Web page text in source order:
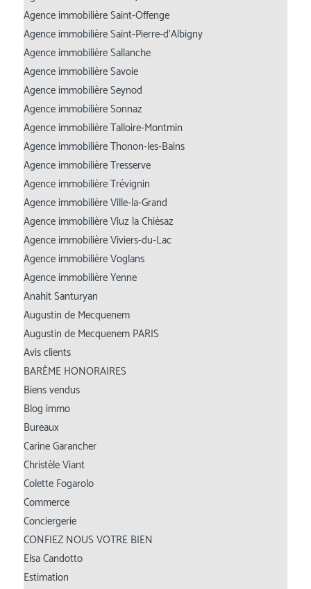
Agence immobilière Saint-Offenge
Agence immobilière Saint-Pierre-d’Albigny
Agence immobilière Sallanche
Agence immobilière Savoie
Agence immobilière Seynod
Agence immobilière Sonnaz
Agence immobilière Talloire-Montmin
Agence immobilière Thonon-les-Bains
Agence immobilière Tresserve
Agence immobilière Trévignin
Agence immobilière Ville-la-Grand
Agence immobilière Viuz la Chiésaz
Agence immobilière Viviers-du-Lac
Agence immobilière Voglans
Agence immobilière Yenne
Anahit Santuryan
Augustin de Mecquenem
Augustin de Mecquenem PARIS
Avis clients
BARÈME HONORAIRES
Biens vendus
Blog immo
Bureaux
Carine Garancher
Christèle Viant
Colette Fogarolo
Commerce
Conciergerie
CONFIEZ NOUS VOTRE BIEN
Elsa Candotto
Estimation